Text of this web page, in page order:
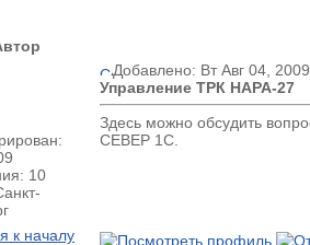
10
Добавлено: Вт Авг 04,
Управление ТРК НАРА-27
Здесь можно обсудить
СЕВЕР 1С.
к началу